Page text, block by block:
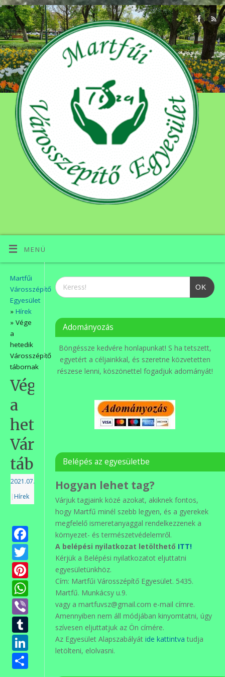
MENÜ
Martfűi
Városszépítő
Egyesület
»Hírek
» Vége
a
hetedik
Városszépítő
tábornak
Vége
a
hetedik
Városszépítő
tábornak
2021.07.19.
|Hírek
Facebook
Twitter
Pinterest
WhatsApp
Viber
Tumblr
LinkedIn
Ossza
OK
Adományozás
Böngéssze kedvére honlapunkat! S ha tetszett,
egyetért a céljainkkal, és szeretne közvetetten
részese lenni, köszönettel fogadjuk adományát!
Belépés az egyesületbe
Hogyan lehet tag?
Várjuk tagjaink közé azokat, akiknek fontos,
hogy Martfű minél szebb legyen, és a gyerekek
megfelelő ismeretanyaggal rendelkezzenek a
környezet- és természetvédelemről.
A belépési nyilatkozat letölthető ITT!
Kérjük a Belépési nyilatkozatot eljuttatni
egyesületünkhöz.
Cím: Martfűi Városszépítő Egyesület. 5435.
Martfű. Munkácsy u.9.
vagy a martfuvsz@gmail.com e-mail címre.
Amennyiben nem áll módjában kinyomtatni, úgy
szívesen eljuttatjuk az Ön címére.
Az Egyesület Alapszabályát ide kattintva tudja
letölteni, elolvasni.